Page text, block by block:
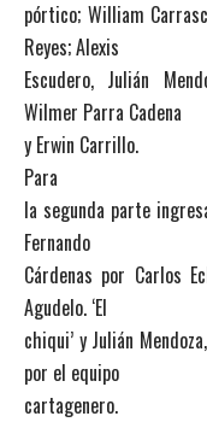
pórtico; William
Reyes; Alexis
Escudero, Julián
Wilmer Parra Cadena
y Erwin Carrillo.
Para
la segunda parte
Fernando
Cárdenas por Carlos
Agudelo. ‘El
chiqui’ y Julián
por el equipo
cartagenero.